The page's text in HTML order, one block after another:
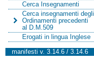
Cerca Insegnamenti
Cerca insegnamenti degli
Ordinamenti precedenti
al D.M.509
Erogati in lingua Inglese
manifesti v. 3.14.6 / 3.14.6